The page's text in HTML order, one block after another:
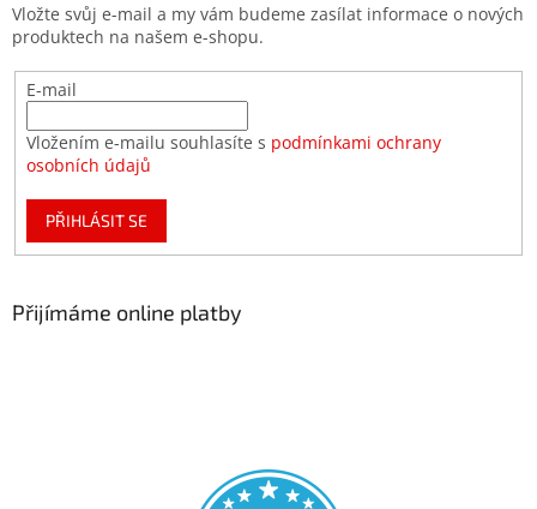
Vložte svůj e-mail a my vám budeme zasílat informace o nových
produktech na našem e-shopu.
E-mail
Vložením e-mailu souhlasíte s podmínkami ochrany
osobních údajů
PŘIHLÁSIT SE
Přijímáme online platby